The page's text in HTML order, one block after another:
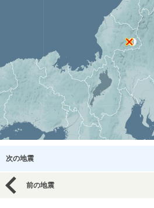
次の地震
前の地震